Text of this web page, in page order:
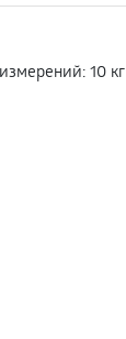
: 10 кг